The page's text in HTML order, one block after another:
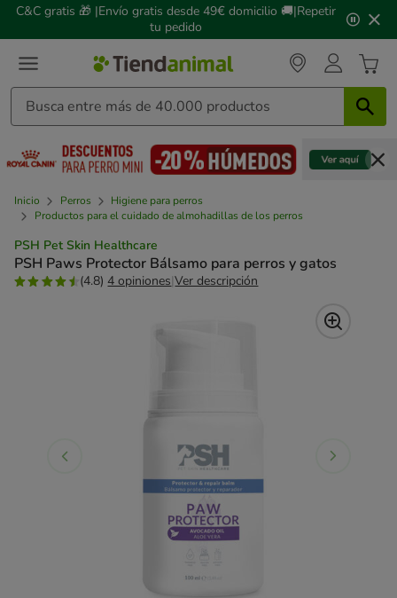
2
3,
mensaje,
C&C gratis 🎁 |Envío gratis desde 49€ domicilio 🚚|Repetir
tu pedido
Inicio Perros
Higiene para perros
Productos para el cuidado de almohadillas de los perros
PSH Pet Skin Healthcare
PSH Paws Protector Bálsamo para perros y gatos
(4.8) 4 opiniones|Ver descripción